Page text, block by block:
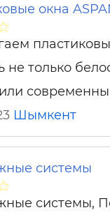
окна
не только
Шымкент
системы
системы,